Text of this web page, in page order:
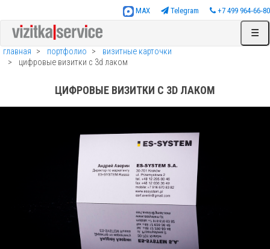
MAX Telegram +7 499 964‑66‑80
☰
главная
портфолио
визитные карточки
цифровые визитки с 3d лаком
ЦИФРОВЫЕ ВИЗИТКИ С 3D ЛАКОМ